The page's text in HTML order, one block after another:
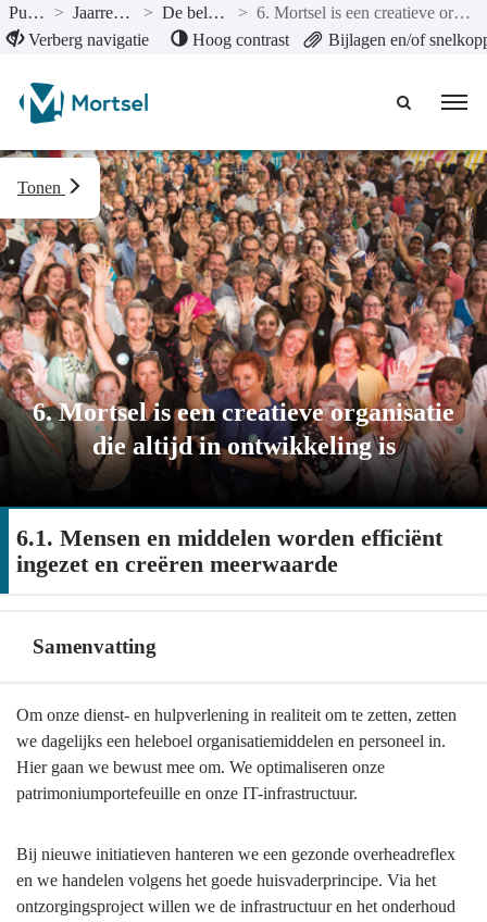
Naar hoofdinhoud
Publicaties > Jaarrekening 2023 > De beleidsevaluatie >
6. Mortsel is een creatieve organisatie die altijd in ontwikkeling is
Verberg navigatie
Hoog contrast Bijlagen en/of
6. Mortsel is een creatieve organisatie
die altijd in ontwikkeling is
Tonen
6.1. Mensen en middelen worden efficiënt
ingezet en creëren meerwaarde
Samenvatting
Terug
naar
navigatie
Mensen
Om onze dienst- en hulpverlening in realiteit om te zetten, zetten
we dagelijks een heleboel organisatiemiddelen en personeel in.
Hier gaan we bewust mee om. We optimaliseren onze
patrimoniumportefeuille en onze IT-infrastructuur.
Bij nieuwe initiatieven hanteren we een gezonde overheadreflex
en we handelen volgens het goede huisvaderprincipe. Via het
ontzorgingsproject willen we de infrastructuur en het onderhoud